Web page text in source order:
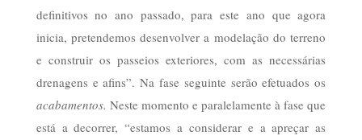
definitivos no ano passado, para este ano que agora
inicia, pretendemos desenvolver a modelação do terreno
e construir os passeios exteriores, com as necessárias
drenagens e afins”. Na fase seguinte serão efetuados os
acabamentos. Neste momento e paralelamente à fase que
está a decorrer, “estamos a considerar e a apreçar as